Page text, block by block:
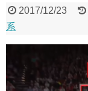
2017/12/23
系